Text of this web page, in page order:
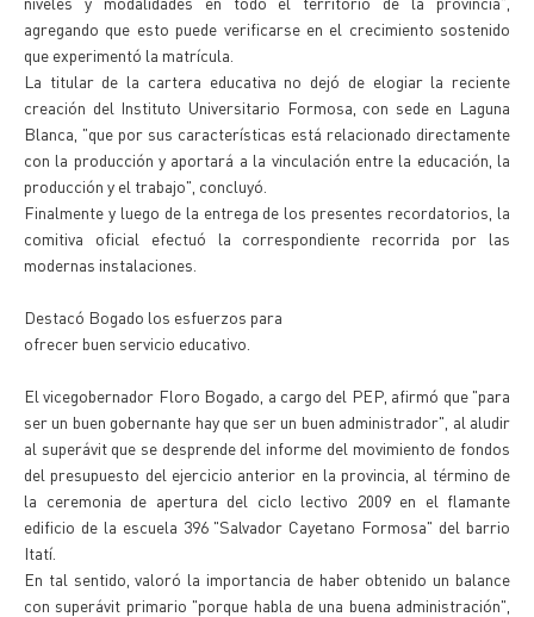
agregando que esto puede verificarse en el crecimiento sostenido
que experimentó la matrícula.
La titular de la cartera educativa no dejó de elogiar la reciente
creación del Instituto Universitario Formosa, con sede en Laguna
Blanca, "que por sus características está relacionado directamente
con la producción y aportará a la vinculación entre la educación, la
producción y el trabajo", concluyó.
Finalmente y luego de la entrega de los presentes recordatorios, la
comitiva oficial efectuó la correspondiente recorrida por las
modernas instalaciones.
Destacó Bogado los esfuerzos para
ofrecer buen servicio educativo.
El vicegobernador Floro Bogado, a cargo del PEP, afirmó que "para
ser un buen gobernante hay que ser un buen administrador", al aludir
al superávit que se desprende del informe del movimiento de fondos
del presupuesto del ejercicio anterior en la provincia, al término de
la ceremonia de apertura del ciclo lectivo 2009 en el flamante
edificio de la escuela 396 "Salvador Cayetano Formosa" del barrio
Itatí.
En tal sentido, valoró la importancia de haber obtenido un balance
con superávit primario "porque habla de una buena administración",